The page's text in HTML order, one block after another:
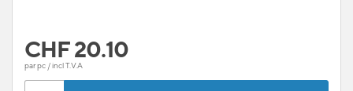
CHF20.10
par pc / incl T.V.A